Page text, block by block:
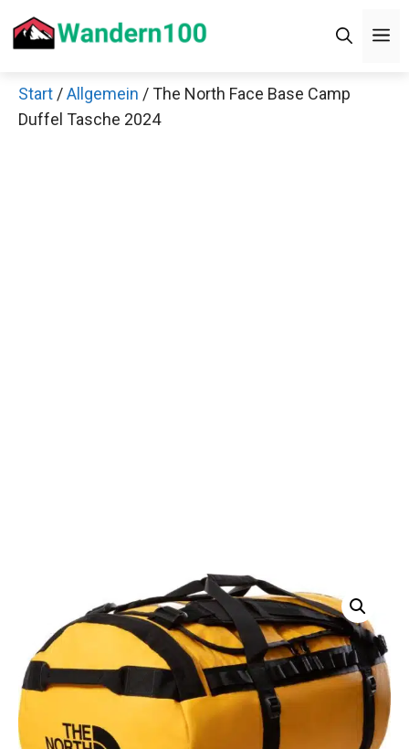
Inhalt
Start /Allgemein / The North Face Base Camp
Duffel Tasche 2024Decathlon Sale